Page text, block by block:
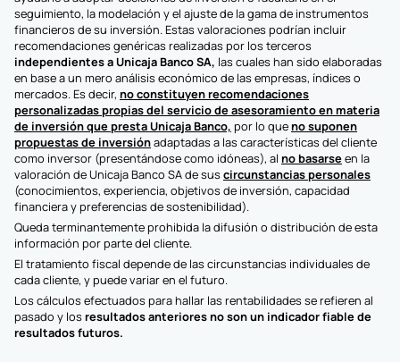
seguimiento, la modelación y el ajuste de la gama de instrumentos
financieros de su inversión. Estas valoraciones podrían incluir
recomendaciones genéricas realizadas por los terceros
independientes a Unicaja Banco SA, las cuales han sido elaboradas
en base a un mero análisis económico de las empresas, índices o
mercados. Es decir, no constituyen recomendaciones
personalizadas propias del servicio de asesoramiento en materia
de inversión que presta Unicaja Banco, por lo queno suponen
propuestas de inversiónadaptadas a las características del cliente
como inversor (presentándose como idóneas), al no basarseen la
valoración de Unicaja Banco SA de suscircunstancias personales
(conocimientos, experiencia, objetivos de inversión, capacidad
financiera y preferencias de sostenibilidad).
Queda terminantemente prohibida la difusión o distribución de esta
información por parte del cliente.
El tratamiento fiscal depende de las circunstancias individuales de
cada cliente, y puede variar en el futuro.
Los cálculos efectuados para hallar las rentabilidades se refieren al
pasado y losresultados anteriores no son un indicador fiable de
resultados futuros.